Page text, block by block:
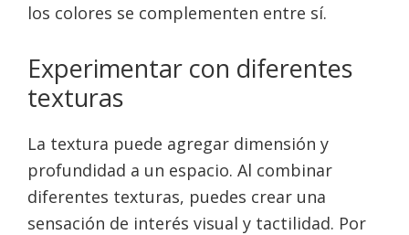
los colores se complementen entre sí.
Experimentar con diferentes
texturas
La textura puede agregar dimensión y
profundidad a un espacio. Al combinar
diferentes texturas, puedes crear una
sensación de interés visual y tactilidad. Por